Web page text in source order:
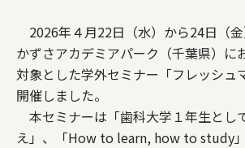
2026年４月22日（水）から24日（金
かずさアカデミアパーク（千葉県）に
対象とした学外セミナー「フレッシュ
開催しました。
本セミナーは「歯科大学１年生とし
え」、「How to learn, how to study